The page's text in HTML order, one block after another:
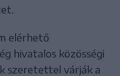
elérhető
hivatalos közösségi
szeretettel várják a